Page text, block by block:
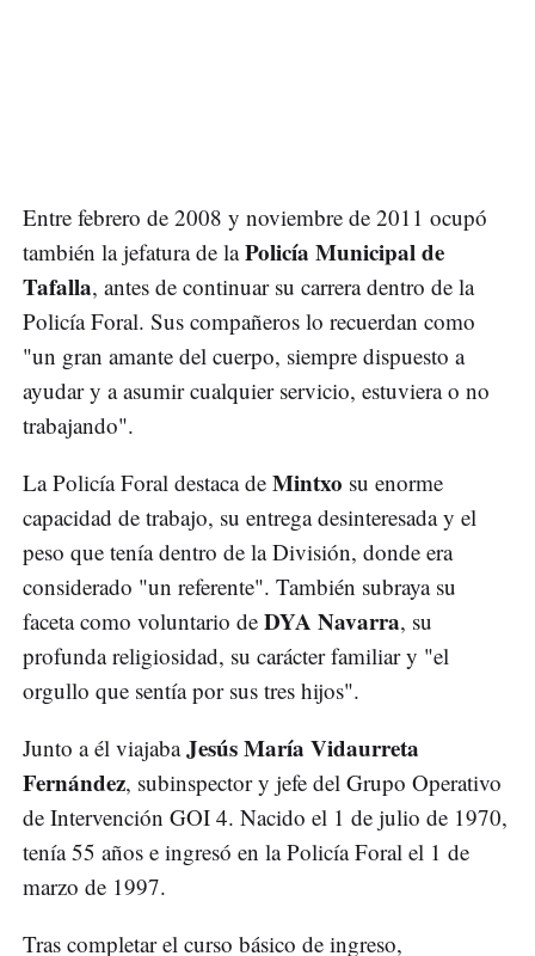
Entre febrero de 2008 y noviembre de 2011 ocupó
también la jefatura de laPolicía Municipal de
Tafalla, antes de continuar su carrera dentro de la
Policía Foral. Sus compañeros lo recuerdan como
"un gran amante del cuerpo, siempre dispuesto a
ayudar y a asumir cualquier servicio, estuviera o no
trabajando".
La Policía Foral destaca de Mintxo su enorme
capacidad de trabajo, su entrega desinteresada y el
peso que tenía dentro de la División, donde era
considerado "un referente". También subraya su
faceta como voluntario de DYA Navarra, su
profunda religiosidad, su carácter familiar y "el
orgullo que sentía por sus tres hijos".
Junto a él viajabaJesús María Vidaurreta
Fernández, subinspector y jefe del Grupo Operativo
de Intervención GOI 4. Nacido el 1 de julio de 1970,
tenía 55 años e ingresó en la Policía Foral el 1 de
marzo de 1997.
Tras completar el curso básico de ingreso,